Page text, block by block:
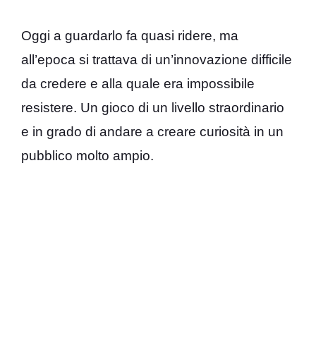
Oggi a guardarlo fa quasi ridere, ma
all’epoca si trattava di un’innovazione difficile
da credere e alla quale era impossibile
resistere. Un gioco di un livello straordinario
e in grado di andare a creare curiosità in un
pubblico molto ampio.